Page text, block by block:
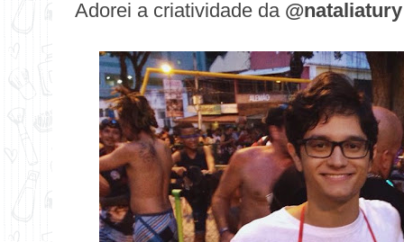
Adorei a criatividade da @nataliatury